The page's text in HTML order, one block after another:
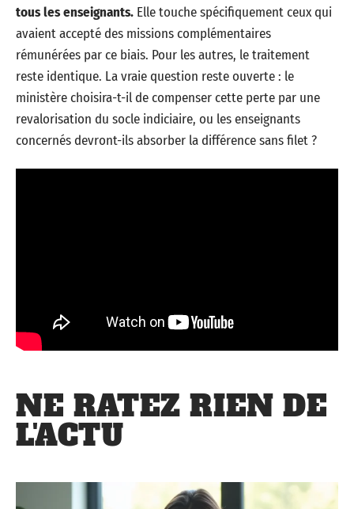
tous les enseignants. Elle touche spécifiquement ceux qui
avaient accepté des missions complémentaires
rémunérées par ce biais. Pour les autres, le traitement
reste identique. La vraie question reste ouverte : le
ministère choisira-t-il de compenser cette perte par une
revalorisation du socle indiciaire, ou les enseignants
concernés devront-ils absorber la différence sans filet ?
NE RATEZ RIEN DE
L'ACTU